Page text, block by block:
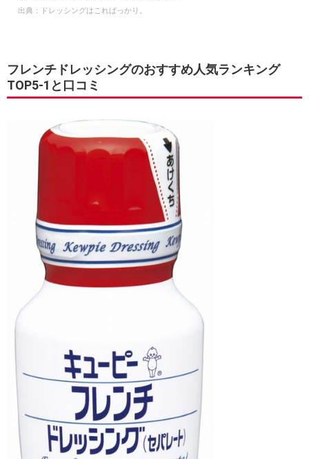
出典： ドレッシングはこればっかり。
フレンチドレッシングのおすすめ人気ランキング
TOP5-1と口コミ